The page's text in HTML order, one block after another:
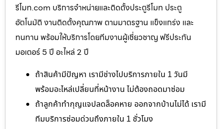
รีโมท.com บริการจำหน่ายและติดตั้งประตูรีโมท ประตู
อัตโนมัติ งานติดตั้งคุณภาพ ตามมาตรฐาน แข็งแกร่ง และ
ทนทาน พร้อมให้บริการโดยทีมงานผู้เชี่ยวชาญ ฟรีประกัน
มอเตอร์ 5 ปี อะไหล่ 2 ปี
ถ้าสินค้ามีปัญหา เรามีช่างไปบริการภายใน 1 วันมี
พร้อมอะไหล่เปลี่ยนที่หน้างาน ไม่ต้องถอดมาซ่อม
ถ้าลูกค้าทำกุญแจปลดล็อคหาย ออกจากบ้านไม่ได้ เรามี
ทีมบริการซ่อมด่วนถึงภายใน 1 ชั่วโมง